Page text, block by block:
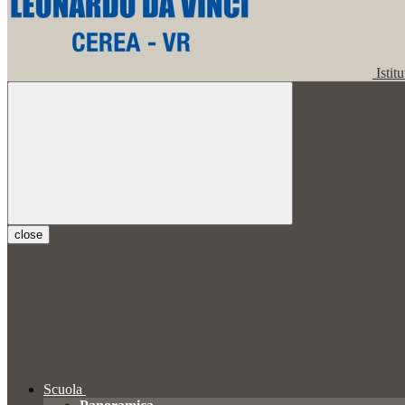
close
Scuola